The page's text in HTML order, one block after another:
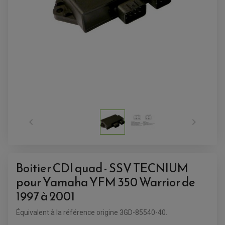
ACCESSOIRES ANODISES POUR QUAD
BOUCHON DE RÉSERVOIR QUAD
PONTETS / REHAUSSES DE GUIDON
REPOSE PIED QUAD
BAGAGERIE / TREUIL / ATTELAGE
COFFRE / TOP CASE QUAD
TREUIL ET ATTELAGE QUAD-SSV
ÉQUIPEMENT ÉLECTRIQUE
ACCESSOIRES ÉLECTRIQUE ENDURO
 
Boitier CDI quad - SSV TECNIUM
pour Yamaha YFM 350 Warrior de
1997 à 2001
Équivalent à la référence origine 3GD-85540-40.